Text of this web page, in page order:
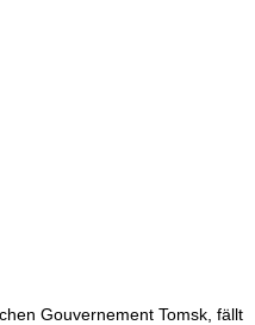
Gouvernement Tomsk, fällt